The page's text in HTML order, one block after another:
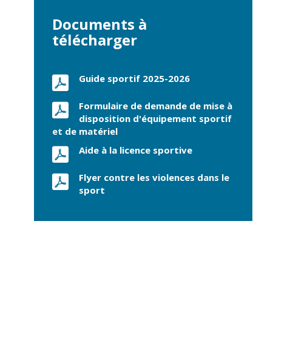
Travaux
Marchés
logement
Économie et
commerce
Réseau de chaleur
urbain
Documents à
télécharger
Guide sportif 2025-2026
Formulaire de demande de mise à
disposition d'équipement sportif
et de matériel
Aide à la licence sportive
Flyer contre les violences dans le
sport